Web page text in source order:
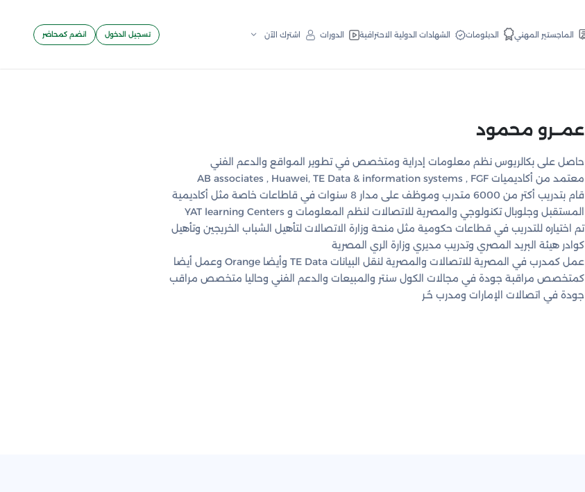
الماجستير المهني الدبلومات الشهادات الدولية الاحترافية الدورات اشترك الآن تسجيل الدخول انضم كمحاضر
عمــرو محمود
حاصل على بكالريوس نظم معلومات إدراية ومتخصص في تطوير المواقع والدعم الفني
معتمد من أكاديميات AB associates , Huawei, TE Data & information systems , FGF
قام بتدريب أكتر من 6000 متدرب وموظف على مدار 8 سنوات في قاطاعات خاصة مثل أكاديمية
المستقبل وجلوبال تكنولوجي والمصرية للاتصالات لنظم المعلومات و YAT learning Centers
تم اختياره للتدريب في قطاعات حكومية مثل منحة وزارة الاتصالات لتأهيل الشباب الخريجين وتأهيل
كوادر هيئة البريد المصري وتدريب مديري وزارة الري المصرية
عمل كمدرب في المصرية للاتصالات والمصرية لنقل البيانات TE Data وأيضا Orange وعمل أيضا
كمتخصص مراقبة جودة في مجالات الكول سنتر والمبيعات والدعم الفني وحاليا متخصص مراقب
جودة في اتصالات الإمارات ومدرب حُـر